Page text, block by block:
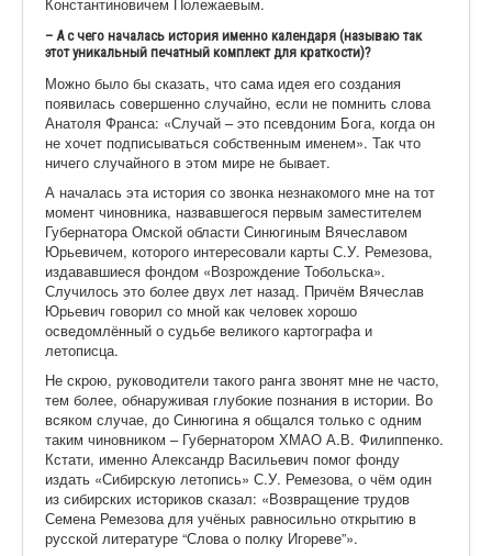
– А с чего началась история именно календаря (называю так
этот уникальный печатный комплект для краткости)?
Можно было бы сказать, что сама идея его создания
появилась совершенно случайно, если не помнить слова
Анатоля Франса: «Случай – это псевдоним Бога, когда он
не хочет подписываться собственным именем». Так что
ничего случайного в этом мире не бывает.
А началась эта история со звонка незнакомого мне на тот
момент чиновника, назвавшегося первым заместителем
Губернатора Омской области Синюгиным Вячеславом
Юрьевичем, которого интересовали карты С.У. Ремезова,
издававшиеся фондом «Возрождение Тобольска».
Случилось это более двух лет назад. Причём Вячеслав
Юрьевич говорил со мной как человек хорошо
осведомлённый о судьбе великого картографа и
летописца.
Не скрою, руководители такого ранга звонят мне не часто,
тем более, обнаруживая глубокие познания в истории. Во
всяком случае, до Синюгина я общался только с одним
таким чиновником – Губернатором ХМАО А.В. Филиппенко.
Кстати, именно Александр Васильевич помог фонду
издать «Сибирскую летопись» С.У. Ремезова, о чём один
из сибирских историков сказал: «Возвращение трудов
Семена Ремезова для учёных равносильно открытию в
русской литературе “Слова о полку Игореве”».